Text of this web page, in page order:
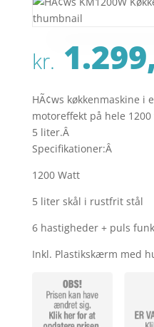
kr.
HÃ¢ws køkkenmaskine i
motoreffekt på hele
5 liter.Â
Specifikationer:Â
1200 Watt
5 liter skål i rustfrit stål
6 hastigheder + puls
Inkl. Plastikskærm med